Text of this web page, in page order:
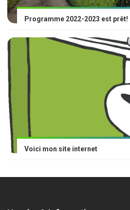
Programme 2022-2023 est prêt!
Voici mon site internet